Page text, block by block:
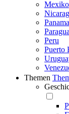
Mexiko
Panama
Peru
Puerto
Themen